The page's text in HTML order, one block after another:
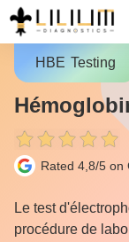
HBE Testing
Rated 4,8/5 on
Le test
procédure de